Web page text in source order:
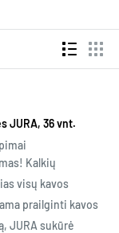
JURA, 36 vnt.
Kalkių
visų kavos
prailginti kavos
JURA sukūrė